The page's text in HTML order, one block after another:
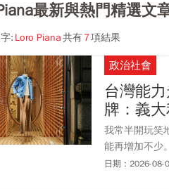
最新與熱門精選文
: Loro Piana共有7項結果
政治社會
台灣能
牌：義
我常半開玩笑
能再增加不少
經常走在前面
日期：2026-08-